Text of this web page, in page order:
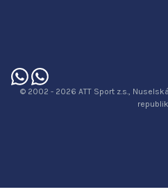
© 2002 - 2026 ATT Sport z.s.,